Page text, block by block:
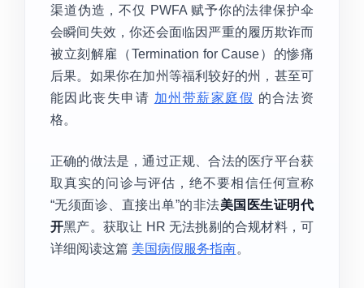
渠道伪造，不仅 PWFA 赋予你的法律保护伞
会瞬间失效，你还会面临因严重的履历欺诈而
被立刻解雇（Termination for Cause）的惨痛
后果。如果你在加州等福利较好的州，甚至可
能因此丧失申请 加州带薪家庭假 的合法资
格。
正确的做法是，通过正规、合法的医疗平台获
取真实的问诊与评估，绝不要相信任何宣称
“无须面诊、直接出单”的非法美国医生证明代
开黑产。获取让 HR 无法挑剔的合规材料，可
详细阅读这篇 美国病假服务指南。